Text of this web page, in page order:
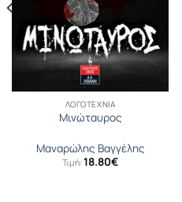
ΛΟΓΟΤΕΧΝΊΑ
Μινώταυρος
Μαναρώλης Βαγγέλης
Τιμή: 18.80€